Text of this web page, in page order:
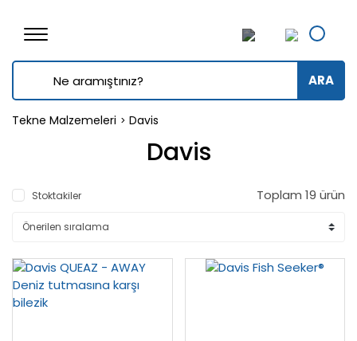
ARA
Tekne Malzemeleri Davis
Davis
Stoktakiler Toplam 19 ürün